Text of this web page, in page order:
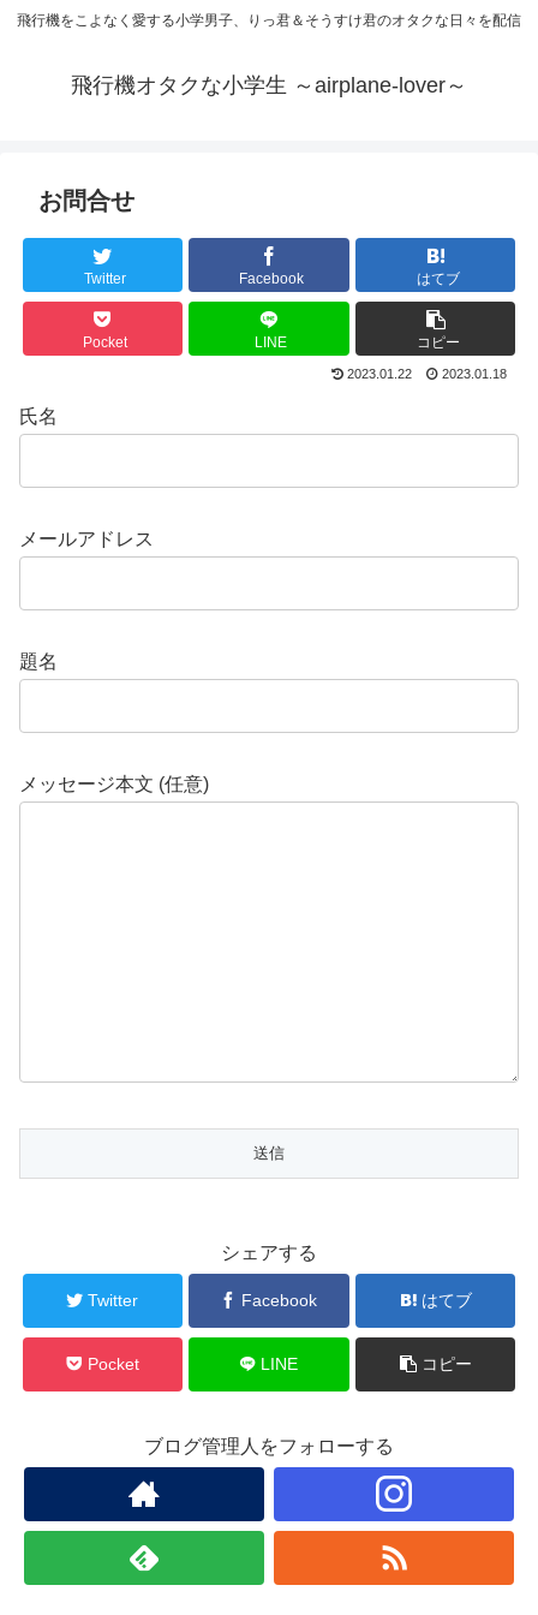
飛行機をこよなく愛する小学男子、りっ君＆そうすけ君のオタクな日々を配信
飛行機オタクな小学生 ～airplane-lover～
お問合せ
Twitter Facebook はてブ
Pocket LINE コピー
2023.01.22 2023.01.18
氏名
メールアドレス
題名
メッセージ本文 (任意)
シェアする
Twitter Facebook はてブ
Pocket LINE コピー
ブログ管理人をフォローする